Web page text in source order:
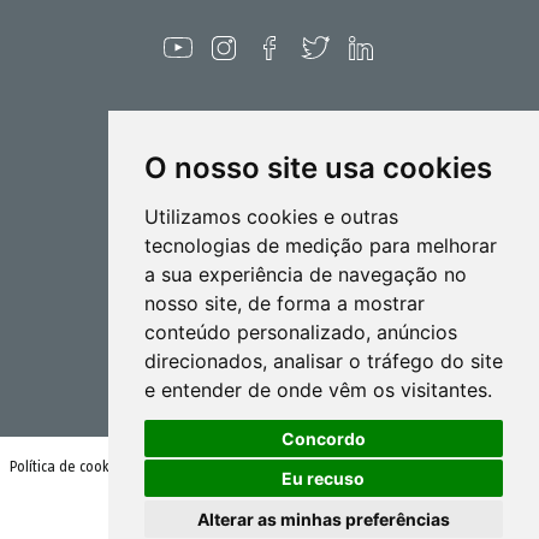
O nosso site usa cookies
Utilizamos cookies e outras
tecnologias de medição para melhorar
a sua experiência de navegação no
nosso site, de forma a mostrar
conteúdo personalizado, anúncios
direcionados, analisar o tráfego do site
e entender de onde vêm os visitantes.
Concordo
Eu recuso
Alterar as minhas preferências
Pulverização
Biotecnlogia
Industrial
Goizper S.Coop.
Antigua, 4
20577 Antzuola (Gipuzkoa)
Spain
© Goizper Group 2020
Política de cookies